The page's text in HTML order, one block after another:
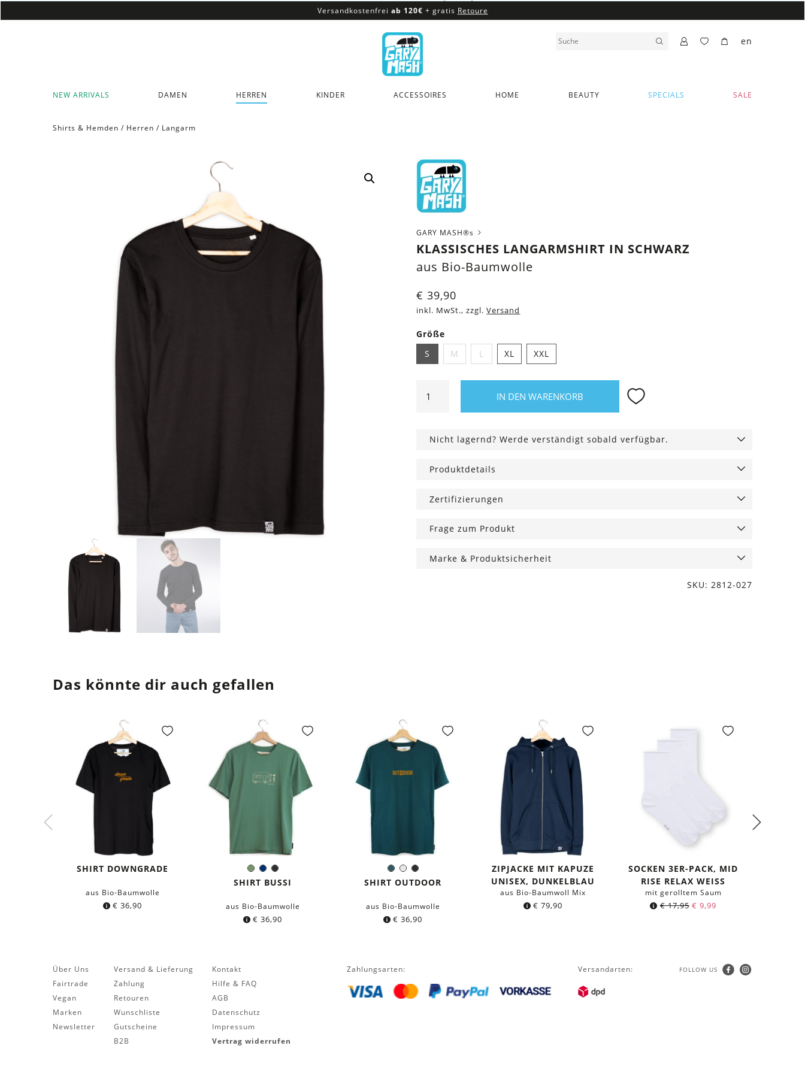
Versandkostenfrei ab 120€ + gratis Retoure
Versandkostenfreiab 120€
NEW ARRIVALS DAMEN HERREN KINDER ACCESSOIRES HOME BEAUTY SPECIALS SALE
en
Shirts & Hemden / Herren / Langarm
GARY MASH®s
KLASSISCHES LANGARMSHIRT IN SCHWARZ
aus Bio-Baumwolle
€ 39,90
inkl. MwSt., zzgl. Versand
Größe
S
M L XL XXL
Langarmshirt
Menge
IN DEN WARENKORB
Nicht lagernd? Werde verständigt sobald verfügbar.
Produktdetails
Zertifizierungen
Frage zum Produkt
Marke & Produktsicherheit
SKU: 2812-027
Das könnte dir auch gefallen
SHIRT DOWNGRADE
aus Bio-Baumwolle
€ 36,90
Olivgrün
Dunkelblau
Schwarz
Farbe:
SHIRT BUSSI
aus Bio-Baumwolle
€ 36,90
Dunkles
Petrol
WeißSchwarz
Farbe:
SHIRT OUTDOOR
aus Bio-Baumwolle
€ 36,90
ZIPJACKE MIT KAPUZE
UNISEX, DUNKELBLAU
aus Bio-Baumwoll Mix
€ 79,90
SOCKEN 3ER-PACK, MID
RISE RELAX WEISS
mit gerolltem Saum
€17,95 € 9,99
Über Uns
Fairtrade
Vegan
Marken
Newsletter
Versand & Lieferung
Zahlung
Retouren
Wunschliste
Gutscheine
B2B
Kontakt
Hilfe & FAQ
AGB
Datenschutz
Impressum
Vertrag widerrufen
Zahlungsarten: Versandarten: FOLLOW US